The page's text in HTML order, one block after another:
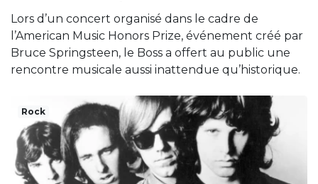
Lors d’un concert organisé dans le cadre de
l’American Music Honors Prize, événement créé par
Bruce Springsteen, le Boss a offert au public une
rencontre musicale aussi inattendue qu’historique.
Rock